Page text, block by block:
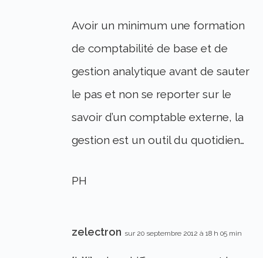
Avoir un minimum une formation
de comptabilité de base et de
gestion analytique avant de sauter
le pas et non se reporter sur le
savoir d’un comptable externe, la
gestion est un outil du quotidien…
PH
zelectron sur 20 septembre 2012 à 18 h 05 min